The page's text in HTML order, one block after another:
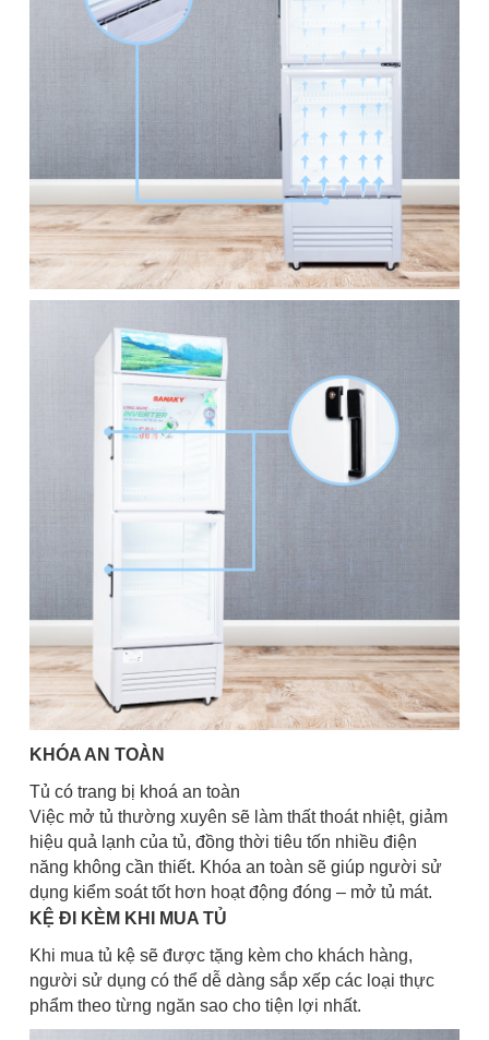
KHÓA AN TOÀN
Tủ có trang bị khoá an toàn
Việc mở tủ thường xuyên sẽ làm thất thoát nhiệt, giảm
hiệu quả lạnh của tủ, đồng thời tiêu tốn nhiều điện
năng không cần thiết. Khóa an toàn sẽ giúp người sử
dụng kiểm soát tốt hơn hoạt động đóng – mở tủ mát.
KỆ ĐI KÈM KHI MUA TỦ
Khi mua tủ kệ sẽ được tặng kèm cho khách hàng,
người sử dụng có thể dễ dàng sắp xếp các loại thực
phẩm theo từng ngăn sao cho tiện lợi nhất.